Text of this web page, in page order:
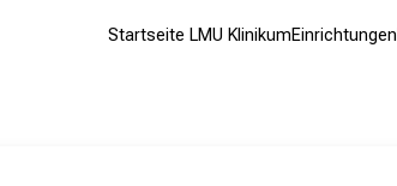
Startseite LMU KlinikumEinrichtungen